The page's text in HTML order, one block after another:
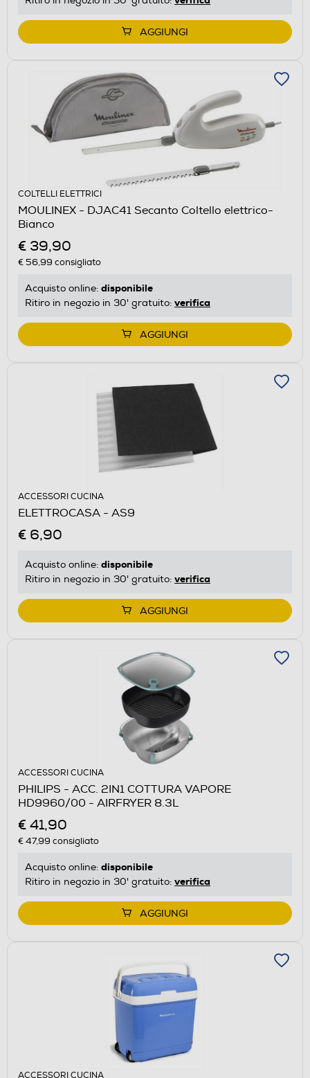
AGGIUNGI
COLTELLI ELETTRICI
MOULINEX - DJAC41 Secanto Coltello elettrico-
Bianco
€ 39,90
€ 56,99 consigliato
Acquisto online: disponibile
Ritiro in negozio in 30' gratuito: verifica
AGGIUNGI
ACCESSORI CUCINA
ELETTROCASA - AS9
€ 6,90
Acquisto online: disponibile
Ritiro in negozio in 30' gratuito: verifica
AGGIUNGI
ACCESSORI CUCINA
PHILIPS - ACC. 2IN1 COTTURA VAPORE
HD9960/00 - AIRFRYER 8.3L
€ 41,90
€ 47,99 consigliato
Acquisto online: disponibile
Ritiro in negozio in 30' gratuito: verifica
AGGIUNGI
ACCESSORI CUCINA